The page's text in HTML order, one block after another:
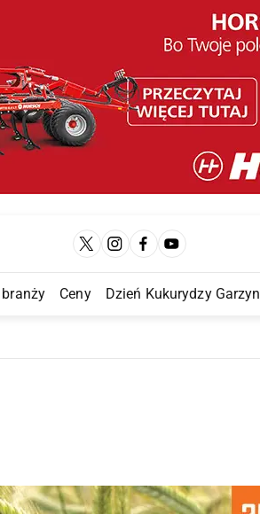
Ceny Dzień Kukurydzy Garzyn